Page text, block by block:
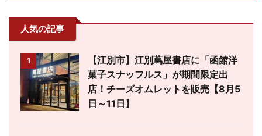
人気の記事
1
【江別市】江別蔦屋書店に「函館洋
菓子スナッフルス」が期間限定出
店！チーズオムレットを販売【8月5
日～11日】